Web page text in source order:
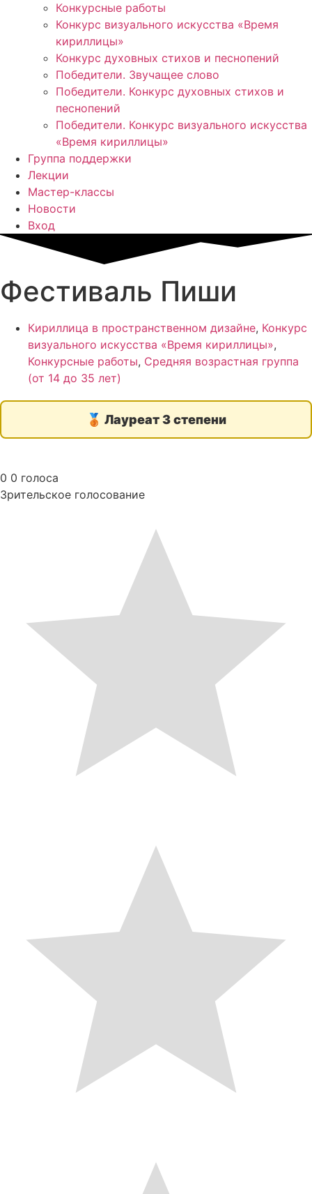
Конкурсные работы
Конкурс визуального искусства «Время
кириллицы»
Конкурс духовных стихов и песнопений
Победители. Звучащее слово
Победители. Конкурс духовных стихов и
песнопений
Победители. Конкурс визуального искусства
«Время кириллицы»
Группа поддержки
Лекции
Мастер-классы
Новости
Вход
Фестиваль Пиши
Кириллица в пространственном дизайне, Конкурс
визуального искусства «Время кириллицы»,
Конкурсные работы, Средняя возрастная группа
(от 14 до 35 лет)
🥉 Лауреат 3 степени
0 0 голоса
Зрительское голосование